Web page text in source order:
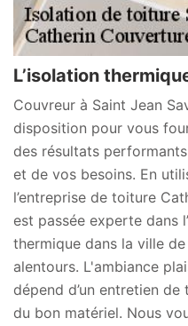
L’isolation
Couvreur à Saint Jean
disposition pour vous
des résultats
et de vos besoins. En
l’entreprise de toiture
est passée experte dans
thermique dans la ville
alentours. L'ambiance
dépend d’un entretien
du bon matériel. Nous